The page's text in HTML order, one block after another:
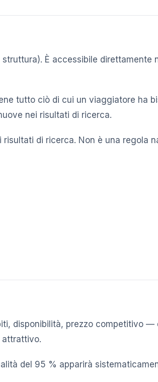
È accessibile direttamente
tutto ciò di cui un viaggiatore ha
nei risultati di ricerca.
di ricerca. Non è una regola
disponibilità, prezzo competitivo —
attrattivo.
del 95 % apparirà